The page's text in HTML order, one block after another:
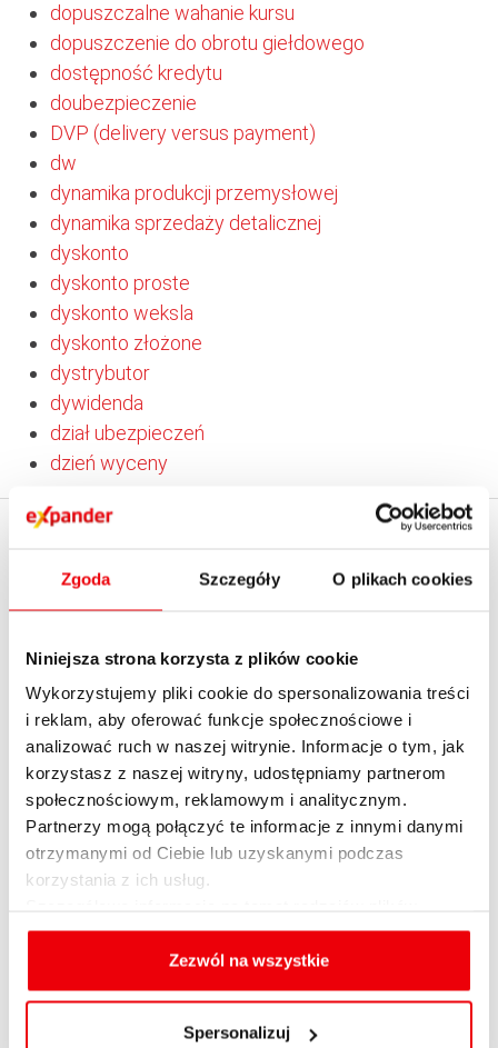
Zgoda Szczegóły O plikach cookies
Niniejsza strona korzysta z plików cookie
Wykorzystujemy pliki cookie do spersonalizowania treści
i reklam, aby oferować funkcje społecznościowe i
analizować ruch w naszej witrynie. Informacje o tym, jak
korzystasz z naszej witryny, udostępniamy partnerom
społecznościowym, reklamowym i analitycznym.
Partnerzy mogą połączyć te informacje z innymi danymi
otrzymanymi od Ciebie lub uzyskanymi podczas
korzystania z ich usług.
cookies, celu i sposobu korzystania z nich przez nas
oraz zmiany ustawień plików cookies a także ich
usuwania z przeglądarki internetowej, znajdują się
Zezwól na wszystkie
Spersonalizuj
dopuszczalne wahanie kursu
dopuszczenie do obrotu giełdowego
dostępność kredytu
doubezpieczenie
DVP (delivery versus payment)
dw
dynamika produkcji przemysłowej
dynamika sprzedaży detalicznej
dyskonto
dyskonto proste
dyskonto weksla
dyskonto złożone
dystrybutor
dywidenda
dział ubezpieczeń
dzień wyceny
Kontakt do mediów
English summary
Dołącz do nas
Informacja o realizowanej
strategii podatkowej 2020
Informacja o realizowanej
strategii podatkowej 2021
Informacja o realizowanej
Informacja o realizowanej
Ubezpieczeniowe
Raty kredytu hipotecznego
Raty kredytu gotówkowego
Realnych kosztów kredytu
Zdolności kredytowej
Refinansowania kredytu